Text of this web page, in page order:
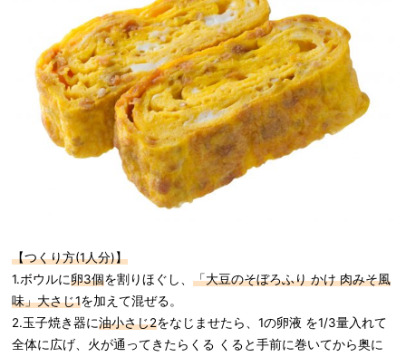
【つくり方(1人分)】
1.ボウルに卵3個を割りほぐし、 「大豆のそぼろふり かけ 肉みそ風
味」大さじ1を加えて混ぜる。
2.玉子焼き器に油小さじ2をなじませたら、1の卵液 を1/3量入れて
全体に広げ、火が通ってきたらくる くると手前に巻いてから奥に